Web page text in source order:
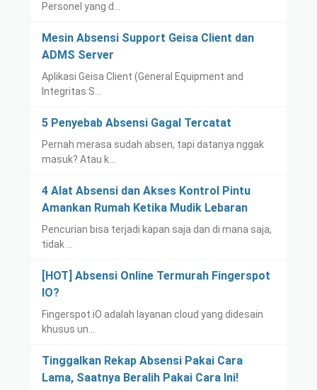
Personel yang d…
Mesin Absensi Support Geisa Client dan
ADMS Server
Aplikasi Geisa Client (General Equipment and
Integritas S…
5 Penyebab Absensi Gagal Tercatat
Pernah merasa sudah absen, tapi datanya nggak
masuk? Atau k…
4 Alat Absensi dan Akses Kontrol Pintu
Amankan Rumah Ketika Mudik Lebaran
Pencurian bisa terjadi kapan saja dan di mana saja,
tidak …
[HOT] Absensi Online Termurah Fingerspot
IO?
Fingerspot.iO adalah layanan cloud yang didesain
khusus un…
Tinggalkan Rekap Absensi Pakai Cara
Lama, Saatnya Beralih Pakai Cara Ini!